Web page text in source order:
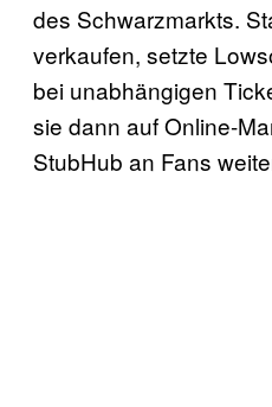
des Schwarzmarkts.
verkaufen, setzte
bei unabhängigen
sie dann auf Online-
StubHub an Fans